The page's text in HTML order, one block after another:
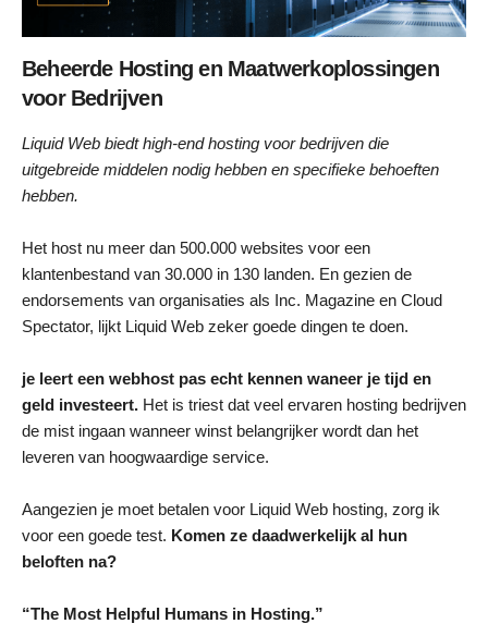
Beheerde Hosting en Maatwerkoplossingen
voor Bedrijven
Liquid Web biedt high-end hosting voor bedrijven die
uitgebreide middelen nodig hebben en specifieke behoeften
hebben.
Het host nu meer dan 500.000 websites voor een
klantenbestand van 30.000 in 130 landen. En gezien de
endorsements van organisaties als Inc. Magazine en Cloud
Spectator, lijkt Liquid Web zeker goede dingen te doen.
je leert een webhost pas echt kennen waneer je tijd en
geld investeert. Het is triest dat veel ervaren hosting bedrijven
de mist ingaan wanneer winst belangrijker wordt dan het
leveren van hoogwaardige service.
Aangezien je moet betalen voor Liquid Web hosting, zorg ik
voor een goede test. Komen ze daadwerkelijk al hun
beloften na?
“The Most Helpful Humans in Hosting.”